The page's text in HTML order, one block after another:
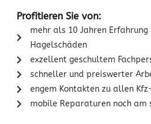
Profitieren Sie von:
mehr als 10 Jahren
Hagelschäden
exzellent geschultem
schneller und preiswerter
engem Kontakten zu allen
mobile Reparaturen noch am